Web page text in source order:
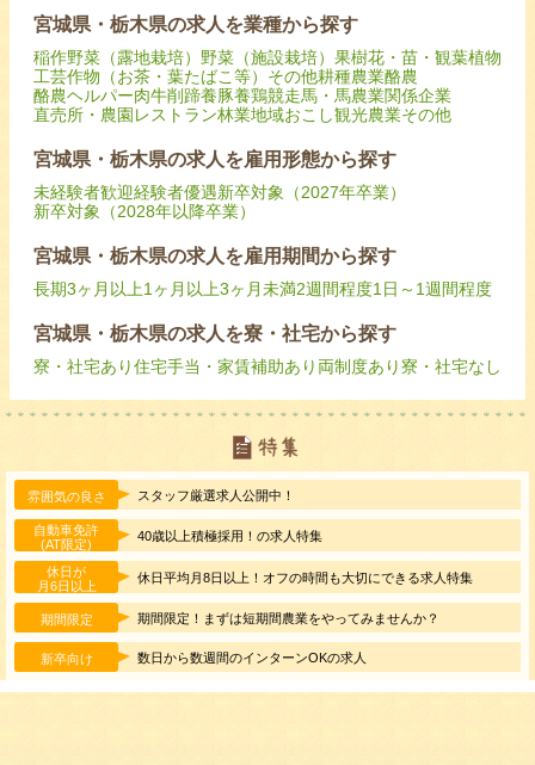
宮城県・栃木県の求人を業種から探す
稲作野菜（露地栽培） 野菜（施設栽培） 果樹花・苗・観葉植物
工芸作物（お茶・葉たばこ等） その他耕種農業酪農
酪農ヘルパー肉牛削蹄養豚養鶏競走馬・馬農業関係企業
直売所・農園レストラン林業地域おこし観光農業その他
宮城県・栃木県の求人を雇用形態から探す
未経験者歓迎経験者優遇新卒対象（2027年卒業）
新卒対象（2028年以降卒業）
宮城県・栃木県の求人を雇用期間から探す
長期3ヶ月以上1ヶ月以上3ヶ月未満2週間程度1日～1週間程度
宮城県・栃木県の求人を寮・社宅から探す
寮・社宅あり住宅手当・家賃補助あり 両制度あり寮・社宅なし
雰囲気の良さ スタッフ厳選求人公開中！
自動車免許
(AT限定)
40歳以上積極採用！の求人特集
休日が
月6日以上
休日平均月8日以上！オフの時間も大切にできる求人特集
期間限定 期間限定！まずは短期間農業をやってみませんか？
新卒向け 数日から数週間のインターンOKの求人